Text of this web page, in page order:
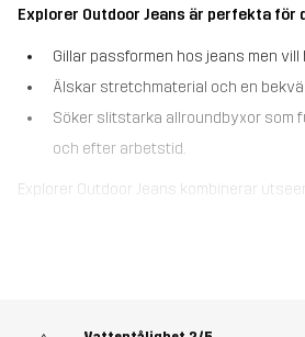
Explorer Outdoor Jeans är perfekta för
Gillar passformen hos jeans men
Älskar stretchmaterial och en
Söker slitstarka allroundbyxor som
och efter arbetstid.
Explorer Outdoor Jeans kombinerar